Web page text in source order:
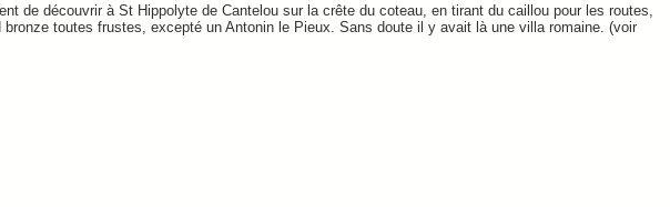
de découvrir à St Hippolyte de Cantelou sur la crête du coteau, en tirant du caillou pour les routes,
toutes frustes, excepté un Antonin le Pieux. Sans doute il y avait là une villa romaine. (voir